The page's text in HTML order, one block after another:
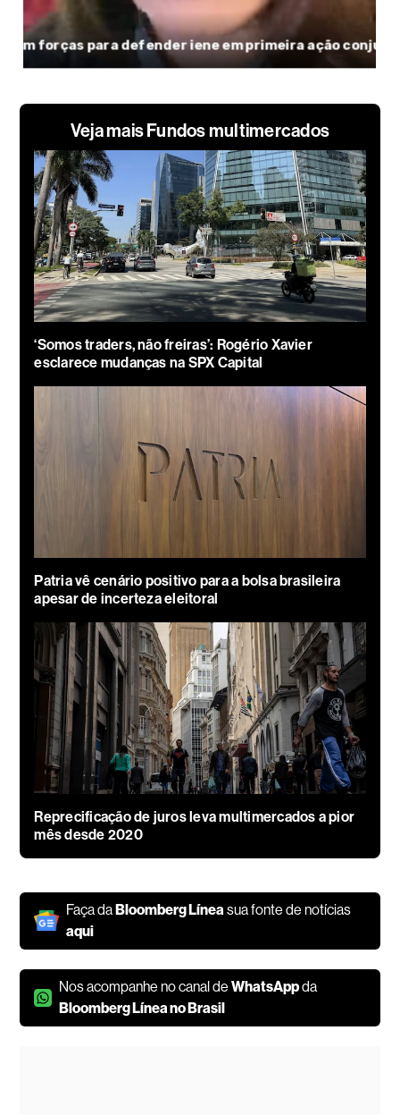
Veja mais Fundos multimercados
‘Somos traders, não freiras’: Rogério Xavier
esclarece mudanças na SPX Capital
Patria vê cenário positivo para a bolsa brasileira
apesar de incerteza eleitoral
Reprecificação de juros leva multimercados a pior
mês desde 2020
Faça daBloomberg Línea sua fonte de notícias
aqui
Nos acompanhe no canal deWhatsAppda
Bloomberg Línea no Brasil